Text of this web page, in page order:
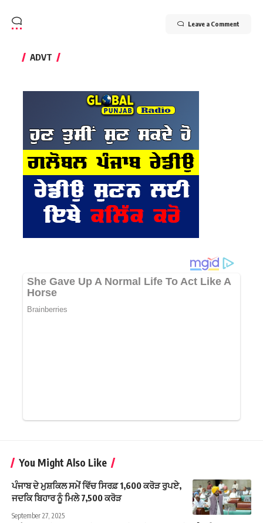
Leave a Comment
ADVT
You Might Also Like
ਪੰਜਾਬ ਦੇ ਮੁਸ਼ਕਿਲ ਸਮੇਂ ਵਿੱਚ ਸਿਰਫ਼ 1,600 ਕਰੋੜ ਰੁਪਏ,
ਜਦਕਿ ਬਿਹਾਰ ਨੂੰ ਮਿਲੇ 7,500 ਕਰੋੜ
September 27, 2025